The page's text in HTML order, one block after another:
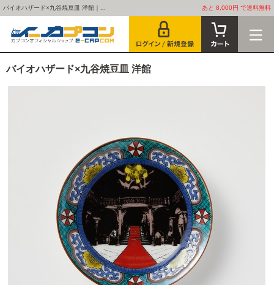
バイオハザード×九谷焼豆皿 洋館｜... あと 8,000円 で送料無料
バイオハザード×九谷焼豆皿 洋館